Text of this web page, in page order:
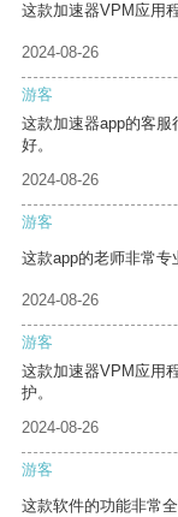
这款加速器VPM应用
2024-08-26
游客
这款加速器app的客
好。
2024-08-26
游客
这款app的老师非常专
2024-08-26
游客
这款加速器VPM应用
护。
2024-08-26
游客
这款软件的功能非常